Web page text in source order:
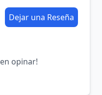
Dejar una Reseña
opinar!